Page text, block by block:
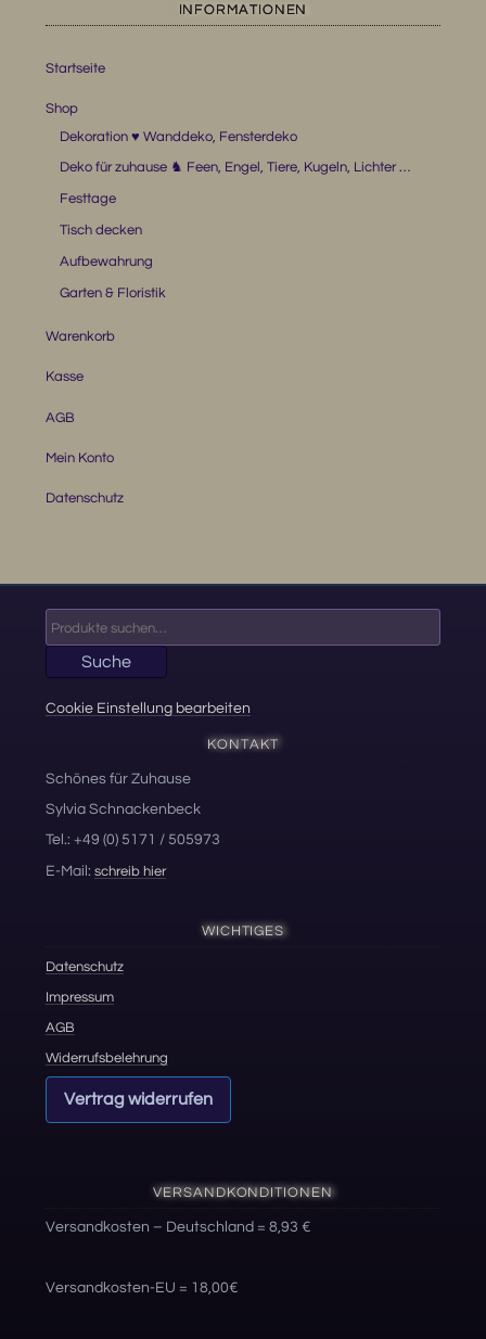
INFORMATIONEN
Startseite
Shop
Dekoration ♥ Wanddeko, Fensterdeko
Deko für zuhause ♞ Feen, Engel, Tiere, Kugeln, Lichter …
Festtage
Tisch decken
Aufbewahrung
Garten & Floristik
Warenkorb
Kasse
AGB
Mein Konto
Datenschutz
nach:
Suche
Cookie Einstellung bearbeiten
KONTAKT
Schönes für Zuhause
Sylvia Schnackenbeck
Tel.: +49 (0) 5171 / 505973
E-Mail:schreib hier
WICHTIGES
Datenschutz
Impressum
AGB
Widerrufsbelehrung
Vertrag widerrufen
VERSANDKONDITIONEN
Versandkosten – Deutschland = 8,93 €
Versandkosten-EU = 18,00€